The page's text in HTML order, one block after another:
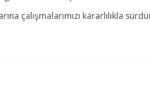
çalışmalarımızı kararlılıkla